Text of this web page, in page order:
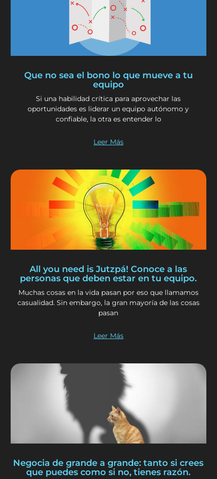
Que no sea el bono lo que mueve a tu
equipo
Si una habilidad crítica para aprovechar las
oportunidades es liderar un equipo autónomo y
confiable, la otra es entender lo
Leer Más
All you need is Jutzpá! Conoce a las
personas que deben estar en tu equipo.
Muchas cosas en la vida pasan por eso que llamamos
casualidad. Sin embargo, la gran mayoría de las cosas
pasan
Leer Más
Negocia de grande a grande: tanto si crees
que puedes como si no, tienes razón.